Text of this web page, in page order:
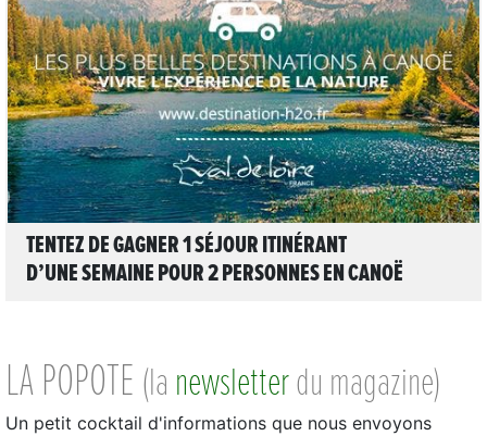
LIRE L'ARTICLE
TENTEZ DE GAGNER 1 SÉJOUR ITINÉRANT
D’UNE SEMAINE POUR 2 PERSONNES EN CANOË
LA POPOTE (la newsletterdu magazine)
Un petit cocktail d'informations que nous envoyons